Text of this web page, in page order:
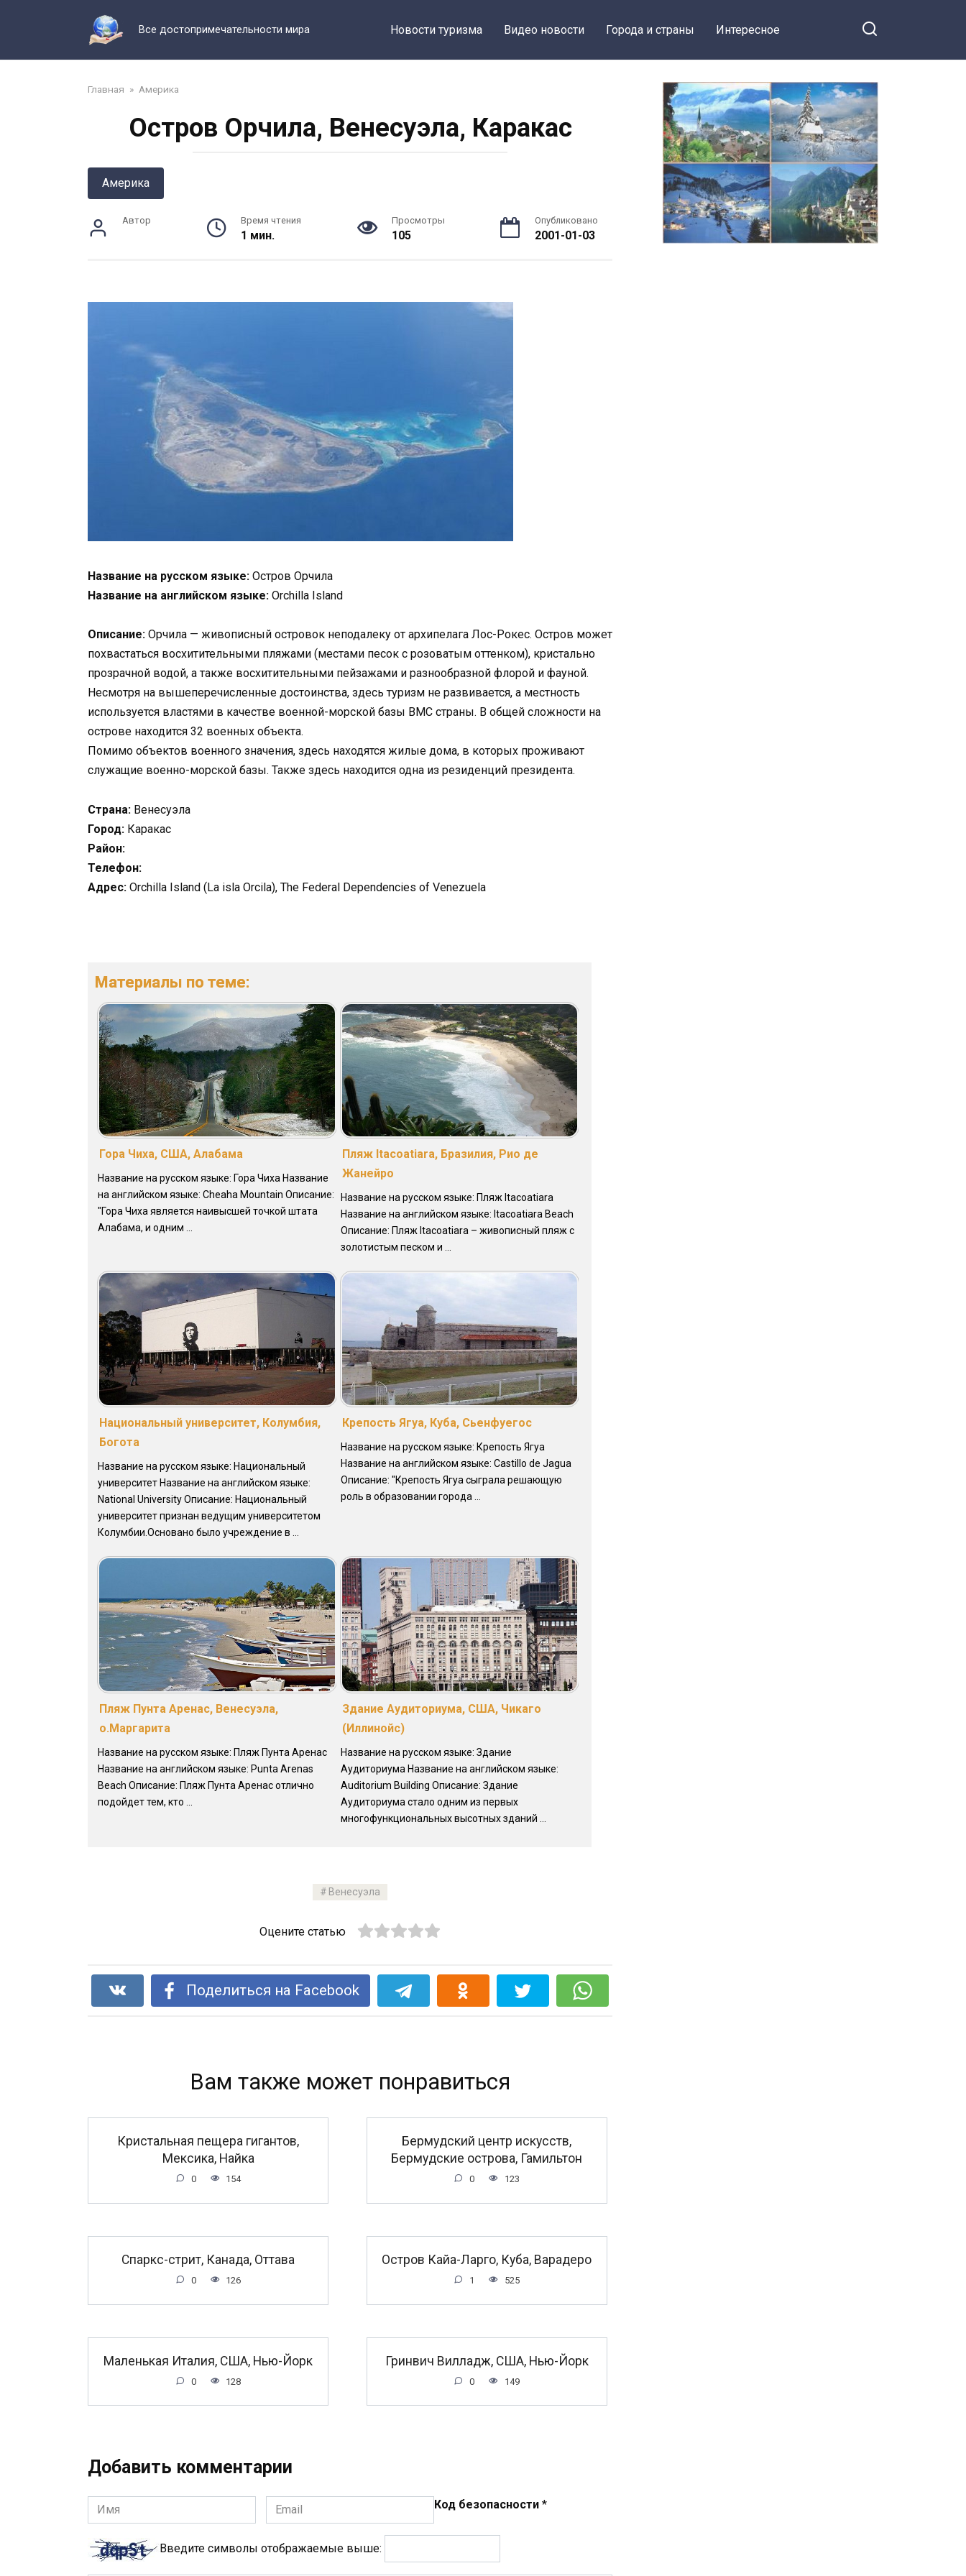
Все достопримечательности мира Новости туризма Видео новости Города и страны Интересное
Главная » Америка
Остров Орчила, Венесуэла, Каракас
Америка
Автор Время чтения
1 мин.
Просмотры
105
Опубликовано
2001-01-03
Название на русском языке: Остров Орчила
Название на английском языке: Orchilla Island
Описание: Орчила — живописный островок неподалеку от архипелага Лос-Рокес. Остров может
похвастаться восхитительными пляжами (местами песок с розоватым оттенком), кристально
прозрачной водой, а также восхитительными пейзажами и разнообразной флорой и фауной.
Несмотря на вышеперечисленные достоинства, здесь туризм не развивается, а местность
используется властями в качестве военной-морской базы ВМС страны. В общей сложности на
острове находится 32 военных объекта.
Помимо объектов военного значения, здесь находятся жилые дома, в которых проживают
служащие военно-морской базы. Также здесь находится одна из резиденций президента.
Страна: Венесуэла
Город: Каракас
Район:
Телефон:
Адрес: Orchilla Island (La isla Orcila), The Federal Dependencies of Venezuela
Материалы по теме:
Гора Чиха, США, Алабама
Название на русском языке: Гора Чиха Название
на английском языке: Cheaha Mountain Описание:
"Гора Чиха является наивысшей точкой штата
Алабама, и одним ...
Пляж Itacoаtiara, Бразилия, Рио де
Жанейро
Название на русском языке: Пляж Itacoаtiara
Название на английском языке: Itacoаtiara Beach
Описание: Пляж Itacoatiara – живописный пляж с
золотистым песком и ...
Национальный университет, Колумбия,
Богота
Название на русском языке: Национальный
университет Название на английском языке:
National University Описание: Национальный
университет признан ведущим университетом
Колумбии.Основано было учреждение в ...
Крепость Ягуа, Куба, Сьенфуегос
Название на русском языке: Крепость Ягуа
Название на английском языке: Castillo de Jagua
Описание: "Крепость Ягуа сыграла решающую
роль в образовании города ...
Пляж Пунта Аренас, Венесуэла,
о.Маргарита
Название на русском языке: Пляж Пунта Аренас
Название на английском языке: Punta Arenas
Beach Описание: Пляж Пунта Аренас отлично
подойдет тем, кто ...
Здание Аудиториума, США, Чикаго
(Иллинойс)
Название на русском языке: Здание
Аудиториума Название на английском языке:
Auditorium Building Описание: Здание
Аудиториума стало одним из первых
многофункциональных высотных зданий ...
Венесуэла
Оцените статью
Поделиться на Facebook
Вам также может понравиться
Кристальная пещера гигантов,
Мексика, Найка
0 154
Бермудский центр искусств,
Бермудские острова, Гамильтон
0 123
Спаркс-стрит, Канада, Оттава
0 126
Остров Кайа-Ларго, Куба, Варадеро
1 525
Маленькая Италия, США, Нью-Йорк
0 128
Гринвич Вилладж, США, Нью-Йорк
0 149
Добавить комментарии
Имя
*
Email
*
Код безопасности *
Введите символы отображаемые выше: